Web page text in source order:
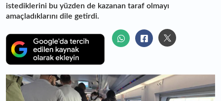
istediklerini bu yüzden de kazanan taraf olmayı
amaçladıklarını dile getirdi.